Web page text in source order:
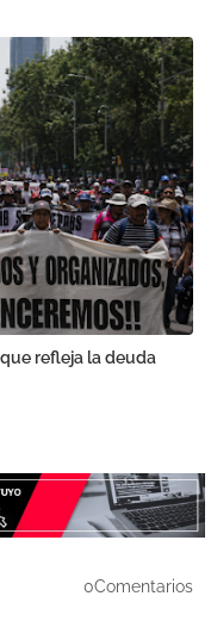
refleja la deuda
0Comentarios